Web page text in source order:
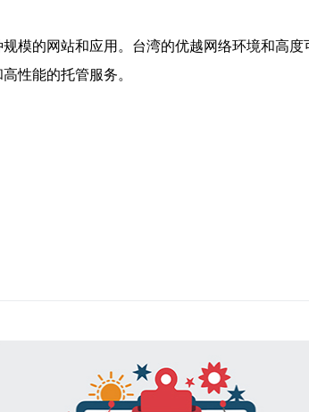
模的网站和应用。台湾的优越网络环境和高
性能的托管服务。